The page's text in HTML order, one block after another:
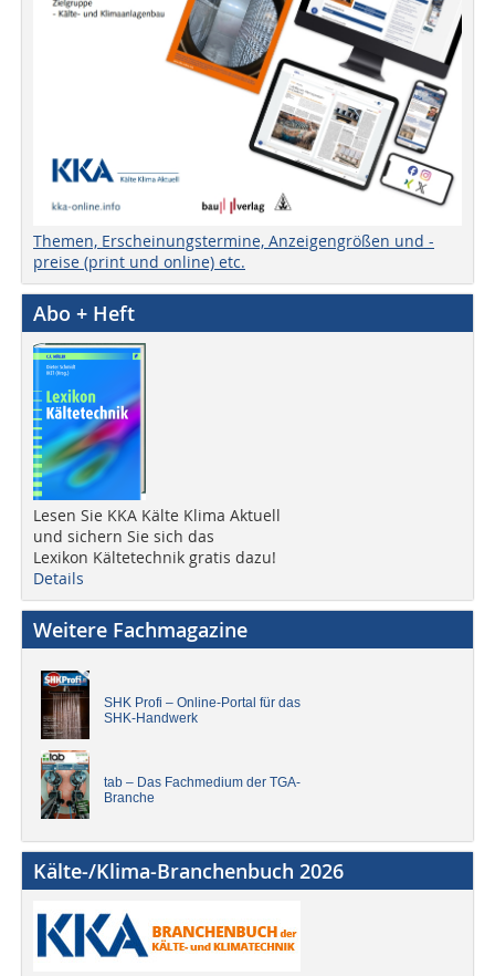
Themen, Erscheinungstermine, Anzeigengrößen und -
preise (print und online) etc.
Abo + Heft
Lesen Sie KKA Kälte Klima Aktuell
und sichern Sie sich das
Lexikon Kältetechnik gratis dazu!
Details
Weitere Fachmagazine
SHK Profi – Online-Portal für das
SHK-Handwerk
tab – Das Fachmedium der TGA-
Branche
Kälte-/Klima-Branchenbuch 2026